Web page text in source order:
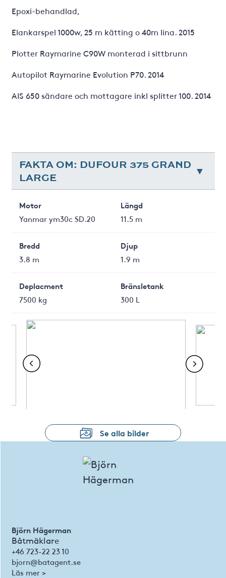
Epoxi-behandlad,
Elankarspel 1000w, 25 m kätting o 40m lina. 2015
Plotter Raymarine C90W monterad i sittbrunn
Autopilot Raymarine Evolution P70. 2014
AIS 650 sändare och mottagare inkl splitter 100. 2014
FAKTA OM: DUFOUR 375 GRAND
LARGE
Motor
Yanmar ym30c SD.20
Längd
11.5 m
Bredd
3.8 m
Djup
1.9 m
Deplacment
7500 kg
Bränsletank
300 L
Se alla bilder
Björn Hägerman
Båtmäklare
+46 723-22 23 10
bjorn@batagent.se
Läs mer >